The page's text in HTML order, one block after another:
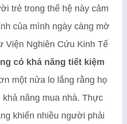
trẻ trong thế hệ này cảm
của mình ngày càng mờ
Viện Nghiên Cứu Kinh Tế
có khả năng tiết kiệm
một nửa lo lắng rằng họ
năng mua nhà. Thực
khiến nhiều người phải